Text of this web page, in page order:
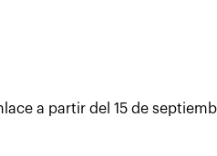
a partir del 15 de